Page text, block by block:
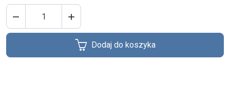
EFA: Historia i oferta
urządzeń dla przetwórstwa
mięsnego
 
Dodaj do koszyka